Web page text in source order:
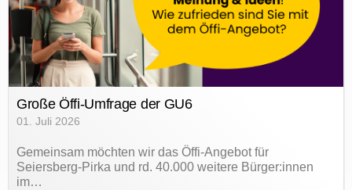
Große Öffi-Umfrage der GU6
01. Juli 2026
Gemeinsam möchten wir das Öffi-Angebot für
Seiersberg-Pirka und rd. 40.000 weitere Bürger:innen
im…